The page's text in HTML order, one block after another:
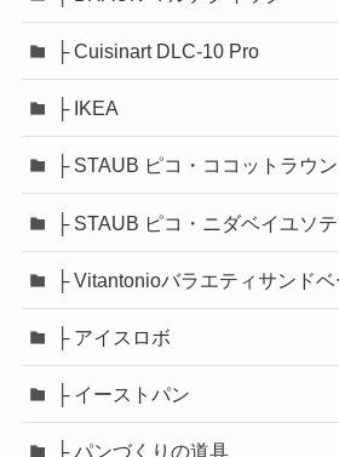
├ Cuisinart DLC-10 Pro
├ IKEA
├ STAUB ピコ・ココットラウ
├ STAUB ピコ・ニダベイユソ
├ Vitantonioバラエティサンド
├ アイスロボ
├ イーストパン
├ パンづくりの道具